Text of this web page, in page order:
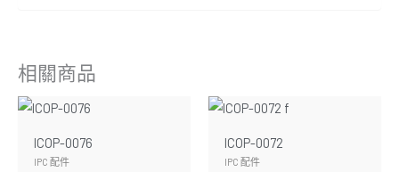
相關商品
ICOP-0076
IPC 配件
ICOP-0072
IPC 配件